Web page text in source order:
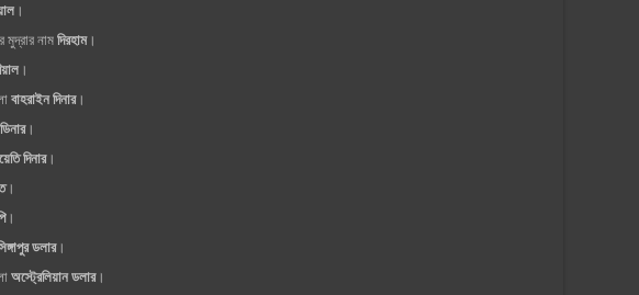
।
নাম দিরহাম।
।
বাহরাইন দিনার।
।
দিনার।
।
।
ডলার।
অস্ট্রেলিয়ান ডলার।